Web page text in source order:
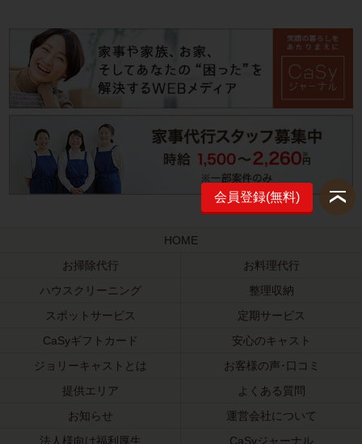
会員登録(無料)
HOME
お掃除代行
お料理代行
ハウスクリーニング
整理収納
スポットサービス
定期サービス
CaSyギフトカード
安心のキャスト
ジョリーキャストとは
お客様の声･口コミ
提供エリア
よくある質問
お知らせ
運営会社について
法人様向け福利厚生
CaSyジャーナル